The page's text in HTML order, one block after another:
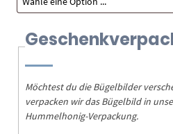
Möchtest du die Bügelbilder
verpacken wir das Bügelbild in
Hummelhonig-Verpackung.